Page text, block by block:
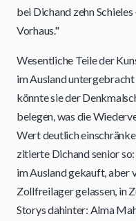
bei Dichand zehn
Vorhaus."
Wesentliche Teile der
im Ausland
könnte sie der
belegen, was die
Wert deutlich
zitierte Dichand senior
im Ausland gekauft, aber
Zollfreilager gelassen, in
Storys dahinter: Alma